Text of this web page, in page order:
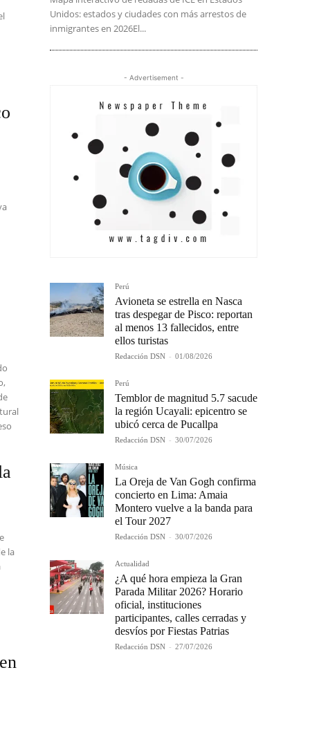
la
Unidos: estados y ciudades con más arrestos de
inmigrantes en 2026El...
- Advertisement -
Perú
Avioneta se estrella en Nasca
tras despegar de Pisco: reportan
al menos 13 fallecidos, entre
ellos turistas
Redacción DSN - 01/08/2026
Perú
Temblor de magnitud 5.7 sacude
la región Ucayali: epicentro se
ubicó cerca de Pucallpa
Redacción DSN - 30/07/2026
Música
La Oreja de Van Gogh confirma
concierto en Lima: Amaia
Montero vuelve a la banda para
el Tour 2027
Redacción DSN - 30/07/2026
Actualidad
¿A qué hora empieza la Gran
Parada Militar 2026? Horario
oficial, instituciones
participantes, calles cerradas y
desvíos por Fiestas Patrias
Redacción DSN - 27/07/2026